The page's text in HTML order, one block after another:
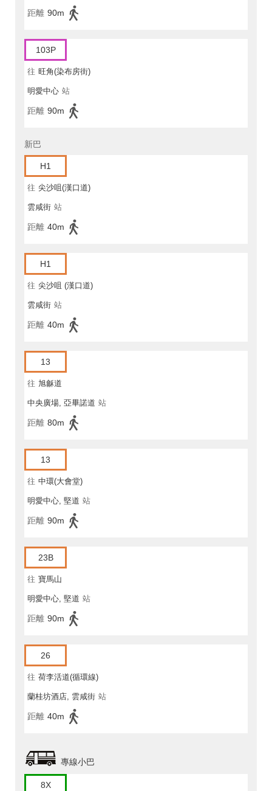
距離 90m
103P
往 旺角(染布房街)
明愛中心 站
距離 90m
新巴
H1
往 尖沙咀(漢口道)
雲咸街 站
距離 40m
H1
往 尖沙咀 (漢口道)
雲咸街 站
距離 40m
13
往 旭龢道
中央廣場, 亞畢諾道 站
距離 80m
13
往 中環(大會堂)
明愛中心, 堅道 站
距離 90m
23B
往 寶馬山
明愛中心, 堅道 站
距離 90m
26
往 荷李活道(循環線)
蘭桂坊酒店, 雲咸街 站
距離 40m
專線小巴
8X